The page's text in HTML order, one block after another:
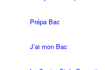
Prépa Bac
J’ai mon Bac